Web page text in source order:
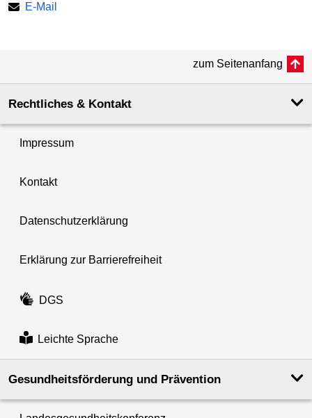
E-Mail
zum Seitenanfang
Rechtliches & Kontakt
Impressum
Kontakt
Datenschutzerklärung
Erklärung zur Barrierefreiheit
DGS
Leichte Sprache
Gesundheits­förderung und Prävention